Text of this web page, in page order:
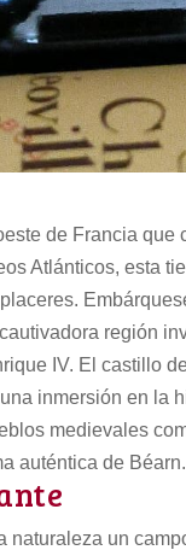
de Francia
Atlánticos, esta
región
IV. El castillo
inmersión en la
medievales
auténtica de Béarn.
naturaleza un